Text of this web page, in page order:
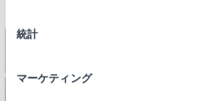
統計
マーケティング
03/19/2025